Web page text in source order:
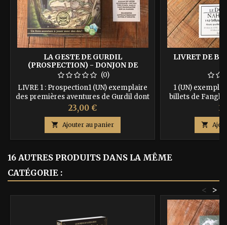
LA GESTE DE GURDIL
(PROSPECTION) - DONJON DE
NAHEULBEUK
(0)
LIVRE 1 : Prospection1 (UN) exemplaire
des premières aventures de Gurdil dont
vous êtes le héros, sur papier de qualité,
cousu, avec couverture au lettrage doré.
Vous recevrez en + selon disponibilités
des marques pages qui vous sauveront
la vie, la "pièce d'or", un set de 3 dés
: John Lang, Gabriel Féraud Dans la...
Prix
23,00 €
 Ajouter au panier
LIVRET DE
1 (UN)
billets de Fangh,
Vous recevrez
dés + la "pièce
encore selon
Lang

16 AUTRES PRODUITS DANS LA MÊME
CATÉGORIE :
>
<